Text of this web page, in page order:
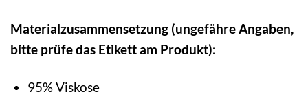
Materialzusammensetzung (ungefähre Angaben,
bitte prüfe das Etikett am Produkt):
95% Viskose